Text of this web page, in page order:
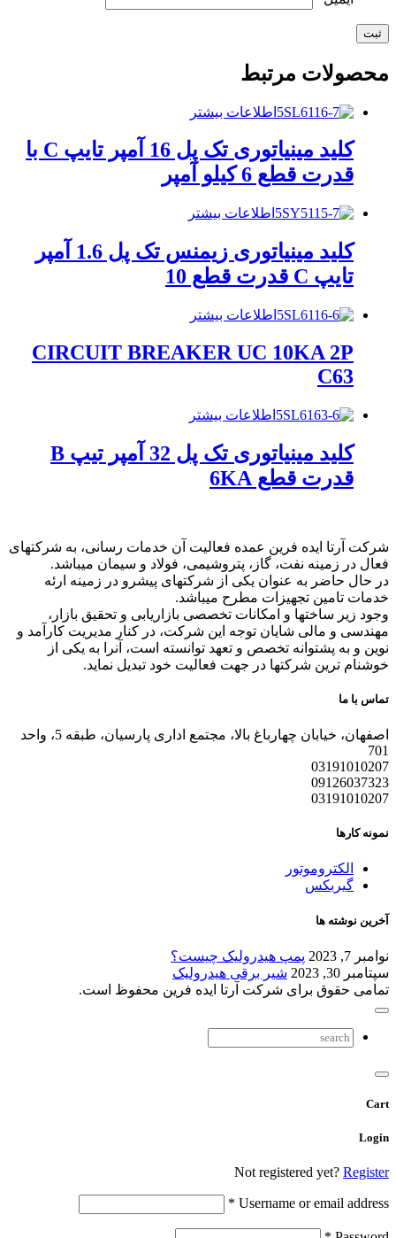
محصولات مرتبط
اطلاعات بیشتر
کلید مینیاتوری تک پل 16 آمپر تایپ C با
قدرت قطع 6 کیلو آمپر
اطلاعات بیشتر
کلید مینیاتوری زیمنس تک پل 1.6 آمپر
تایپ C قدرت قطع 10
اطلاعات بیشتر
CIRCUIT BREAKER UC 10KA 2P
C63
اطلاعات بیشتر
کلید مینیاتوری تک پل 32 آمپر تیپ B
قدرت قطع 6KA
شرکت آرتا ایده فرین عمده فعالیت آن خدمات رسانی، به شرکتهای
فعال در زمینه نفت، گاز، پتروشیمی، فولاد و سیمان میباشد.
در حال حاضر به عنوان یکی از شرکتهای پیشرو در زمینه ارئه
خدمات تامین تجهیزات مطرح میباشد.
وجود زیر ساختها و امکانات تخصصی بازاریابی و تحقیق بازار،
مهندسی و مالی شایان توجه این شرکت، در کنار مدیریت کارآمد و
نوین و به پشتوانه تخصص و تعهد توانسته است، آنرا به یکی از
خوشنام ترین شرکتها در جهت فعالیت خود تبدیل نماید.
تماس با ما
اصفهان، خیابان چهارباغ بالا، مجتمع اداری پارسیان، طبقه 5، واحد
701
03191010207
09126037323
03191010207
نمونه کارها
الکتروموتور
گیربکس
آخرین نوشته ها
نوامبر 7, 2023
پمپ هیدرولیک چیست؟
سپتامبر 30, 2023
شیر برقی هیدرولیک
تمامی حقوق برای شرکت آرتا ایده فرین محفوظ است.
Cart
Login
Not registered yet? Register
Username or email address
*